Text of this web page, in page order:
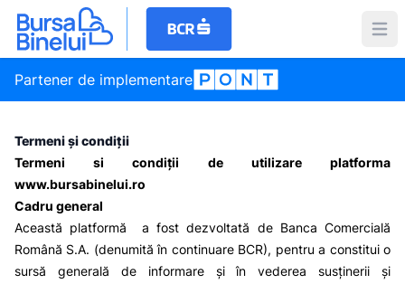
Partener de implementare
Termeni și condiții
Termeni si condiții de utilizare platforma
www.bursabinelui.ro
Cadru general
Această platformă a fost dezvoltată de Banca Comercială
Română S.A. (denumită în continuare BCR), pentru a constitui o
sursă generală de informare și în vederea susținerii și